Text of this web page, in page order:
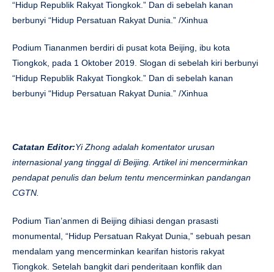
“Hidup Republik Rakyat Tiongkok.” Dan di sebelah kanan
berbunyi “Hidup Persatuan Rakyat Dunia.” /Xinhua
Podium Tiananmen berdiri di pusat kota Beijing, ibu kota
Tiongkok, pada 1 Oktober 2019. Slogan di sebelah kiri berbunyi
“Hidup Republik Rakyat Tiongkok.” Dan di sebelah kanan
berbunyi “Hidup Persatuan Rakyat Dunia.” /Xinhua
Catatan Editor:Yi Zhong adalah komentator urusan
internasional yang tinggal di Beijing. Artikel ini mencerminkan
pendapat penulis dan belum tentu mencerminkan pandangan
CGTN.
Podium Tian’anmen di Beijing dihiasi dengan prasasti
monumental, “Hidup Persatuan Rakyat Dunia,” sebuah pesan
mendalam yang mencerminkan kearifan historis rakyat
Tiongkok. Setelah bangkit dari penderitaan konflik dan